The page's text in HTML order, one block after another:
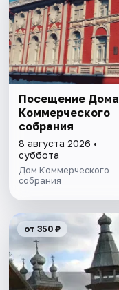
Посещение Дома
Коммерческого
собрания
8 августа 2026 •
суббота
Дом Коммерческого
собрания
от 350 ₽